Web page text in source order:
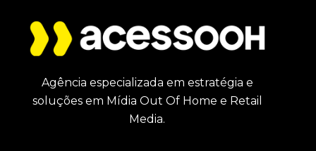
Agência especializada em estratégia e
soluções em Mídia Out Of Home e Retail
Media.